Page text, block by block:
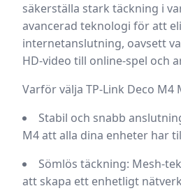
säkerställa stark täckning i
avancerad teknologi för att
internetanslutning, oavsett
HD-video till online-spel och
Varför välja TP-Link Deco M4
Stabil och snabb
M4 att alla dina enheter har
Sömlös täckning: Mesh-
att skapa ett enhetligt